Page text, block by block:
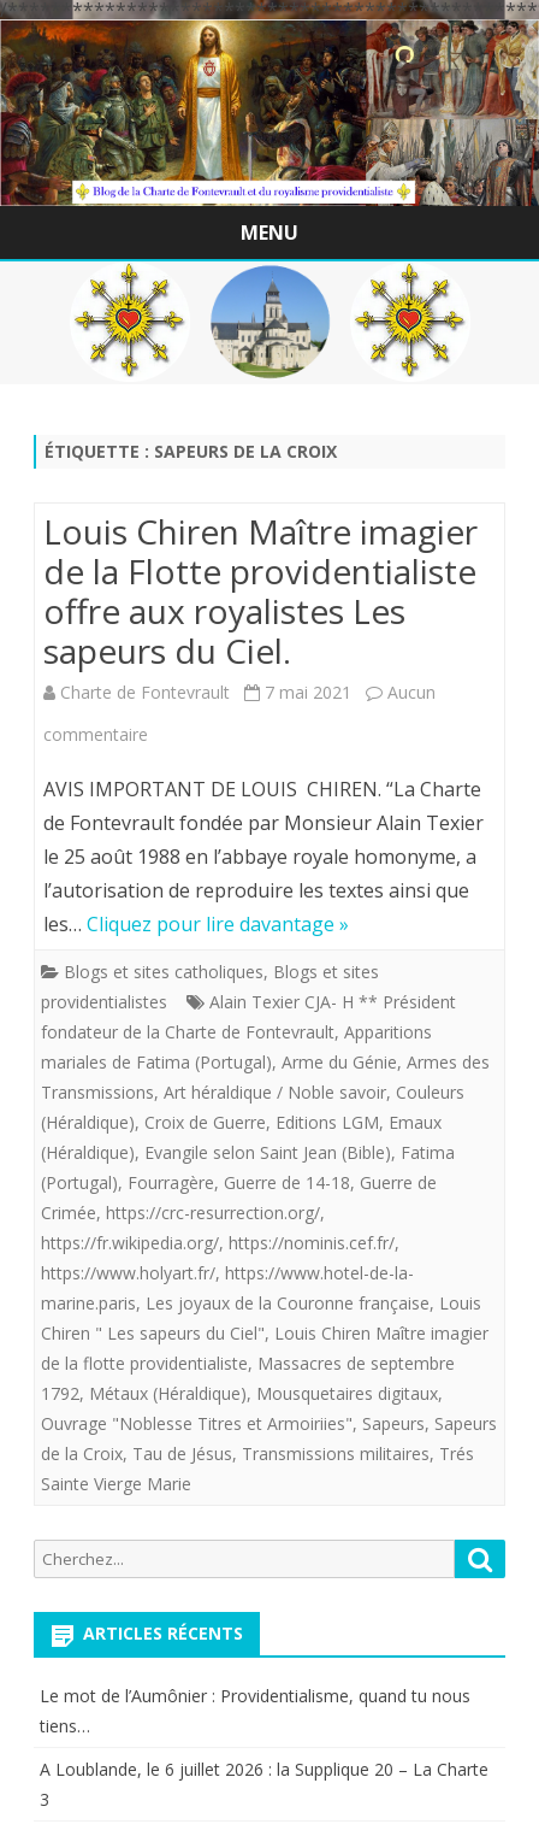
/
MENU
Skip
to
content
ÉTIQUETTE : SAPEURS DE LA CROIX
Louis Chiren Maître imagier
de la Flotte providentialiste
offre aux royalistes Les
sapeurs du Ciel.
Charte de Fontevrault 7 mai 2021
Aucun
commentaire
Chiren
Maître
imagier
Flotte
providentialiste
offre
aux
royalistes
Les
sapeurs
Ciel.
AVIS IMPORTANT DE LOUIS CHIREN. “La Charte
de Fontevrault fondée par Monsieur Alain Texier
le 25 août 1988 en l’abbaye royale homonyme, a
l’autorisation de reproduire les textes ainsi que
les… Cliquez pour lire davantage »
Blogs et sites catholiques, Blogs et sites
providentialistes
Alain Texier CJA- H ** Président
fondateur de la Charte de Fontevrault, Apparitions
mariales de Fatima (Portugal), Arme du Génie, Armes des
Transmissions, Art héraldique / Noble savoir, Couleurs
(Héraldique), Croix de Guerre, Editions LGM, Emaux
(Héraldique), Evangile selon Saint Jean (Bible), Fatima
(Portugal), Fourragère, Guerre de 14-18, Guerre de
Crimée, https://crc-resurrection.org/,
https://fr.wikipedia.org/, https://nominis.cef.fr/,
https://www.holyart.fr/, https://www.hotel-de-la-
marine.paris, Les joyaux de la Couronne française, Louis
Chiren " Les sapeurs du Ciel", Louis Chiren Maître imagier
de la flotte providentialiste, Massacres de septembre
1792, Métaux (Héraldique), Mousquetaires digitaux,
Ouvrage "Noblesse Titres et Armoiriies", Sapeurs, Sapeurs
de la Croix, Tau de Jésus, Transmissions militaires, Trés
Sainte Vierge Marie
Recherche
pour:
ARTICLES RÉCENTS
Le mot de l’Aumônier : Providentialisme, quand tu nous
tiens…
A Loublande, le 6 juillet 2026 : la Supplique 20 – La Charte
3